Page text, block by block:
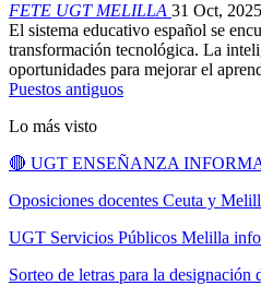
FETE UGT MELILLA 31 Oct, 2025
El sistema educativo español se
transformación tecnológica. La
oportunidades para mejorar el
Puestos antiguos
Lo más visto
🔴 UGT ENSEÑANZA
Oposiciones docentes Ceuta y
UGT Servicios Públicos Melilla
Sorteo de letras para la